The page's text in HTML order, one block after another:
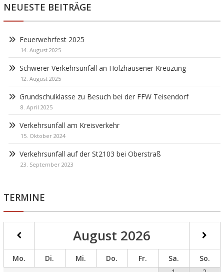
NEUESTE BEITRÄGE
Feuerwehrfest 2025
14. August 2025
Schwerer Verkehrsunfall an Holzhausener Kreuzung
12. August 2025
Grundschulklasse zu Besuch bei der FFW Teisendorf
8. April 2025
Verkehrsunfall am Kreisverkehr
15. Oktober 2024
Verkehrsunfall auf der St2103 bei Oberstraß
23. September 2023
TERMINE
August 2026
Mo. Di. Mi. Do. Fr. Sa.
So.